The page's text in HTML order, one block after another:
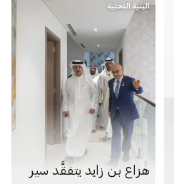
البنية التحتية
هزاع بن زايد يتفقَّد سير